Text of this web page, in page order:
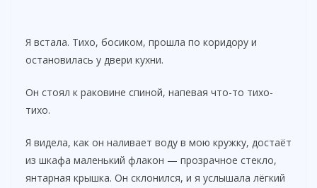
Я встала. Тихо, босиком, прошла по коридору и
остановилась у двери кухни.
Он стоял к раковине спиной, напевая что-то тихо-
тихо.
Я видела, как он наливает воду в мою кружку, достаёт
из шкафа маленький флакон — прозрачное стекло,
янтарная крышка. Он склонился, и я услышала лёгкий